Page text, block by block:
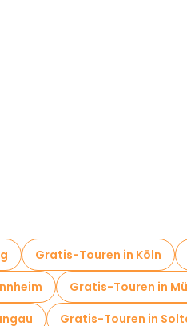
Gratis-Touren in Köln
Gratis-Touren in
Gratis-Touren in